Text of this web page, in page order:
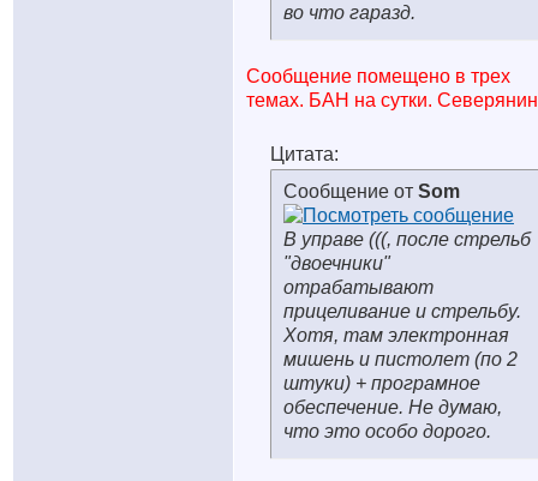
во что гаразд.
Сообщение помещено в трех
темах. БАН на сутки.
Цитата:
Сообщение от Som
В управе (((, после стрельб
"двоечники"
отрабатывают
прицеливание и стрельбу.
Хотя, там электронная
мишень и пистолет (по 2
штуки) + програмное
обеспечение. Не думаю,
что это особо дорого.